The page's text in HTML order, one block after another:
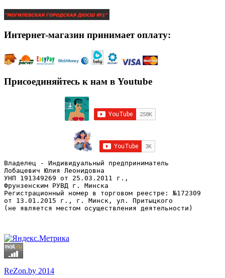
Интернет-магазин принимает оплату:
Присоединяйтесь к нам в Youtube
Владелец - Индивидуальный предприниматель
Лобацевич Юлия Леонидовна
УНП 191349269 от 25.03.2011 г.,
Фрунзенским РУВД г. Минска
Регистрационный номер в торговом реестре: №172309
от 13.01.2015 г., г. Минск, ул. Притыцкого
(не является местом осуществления деятельности)
ReZon.by 2014